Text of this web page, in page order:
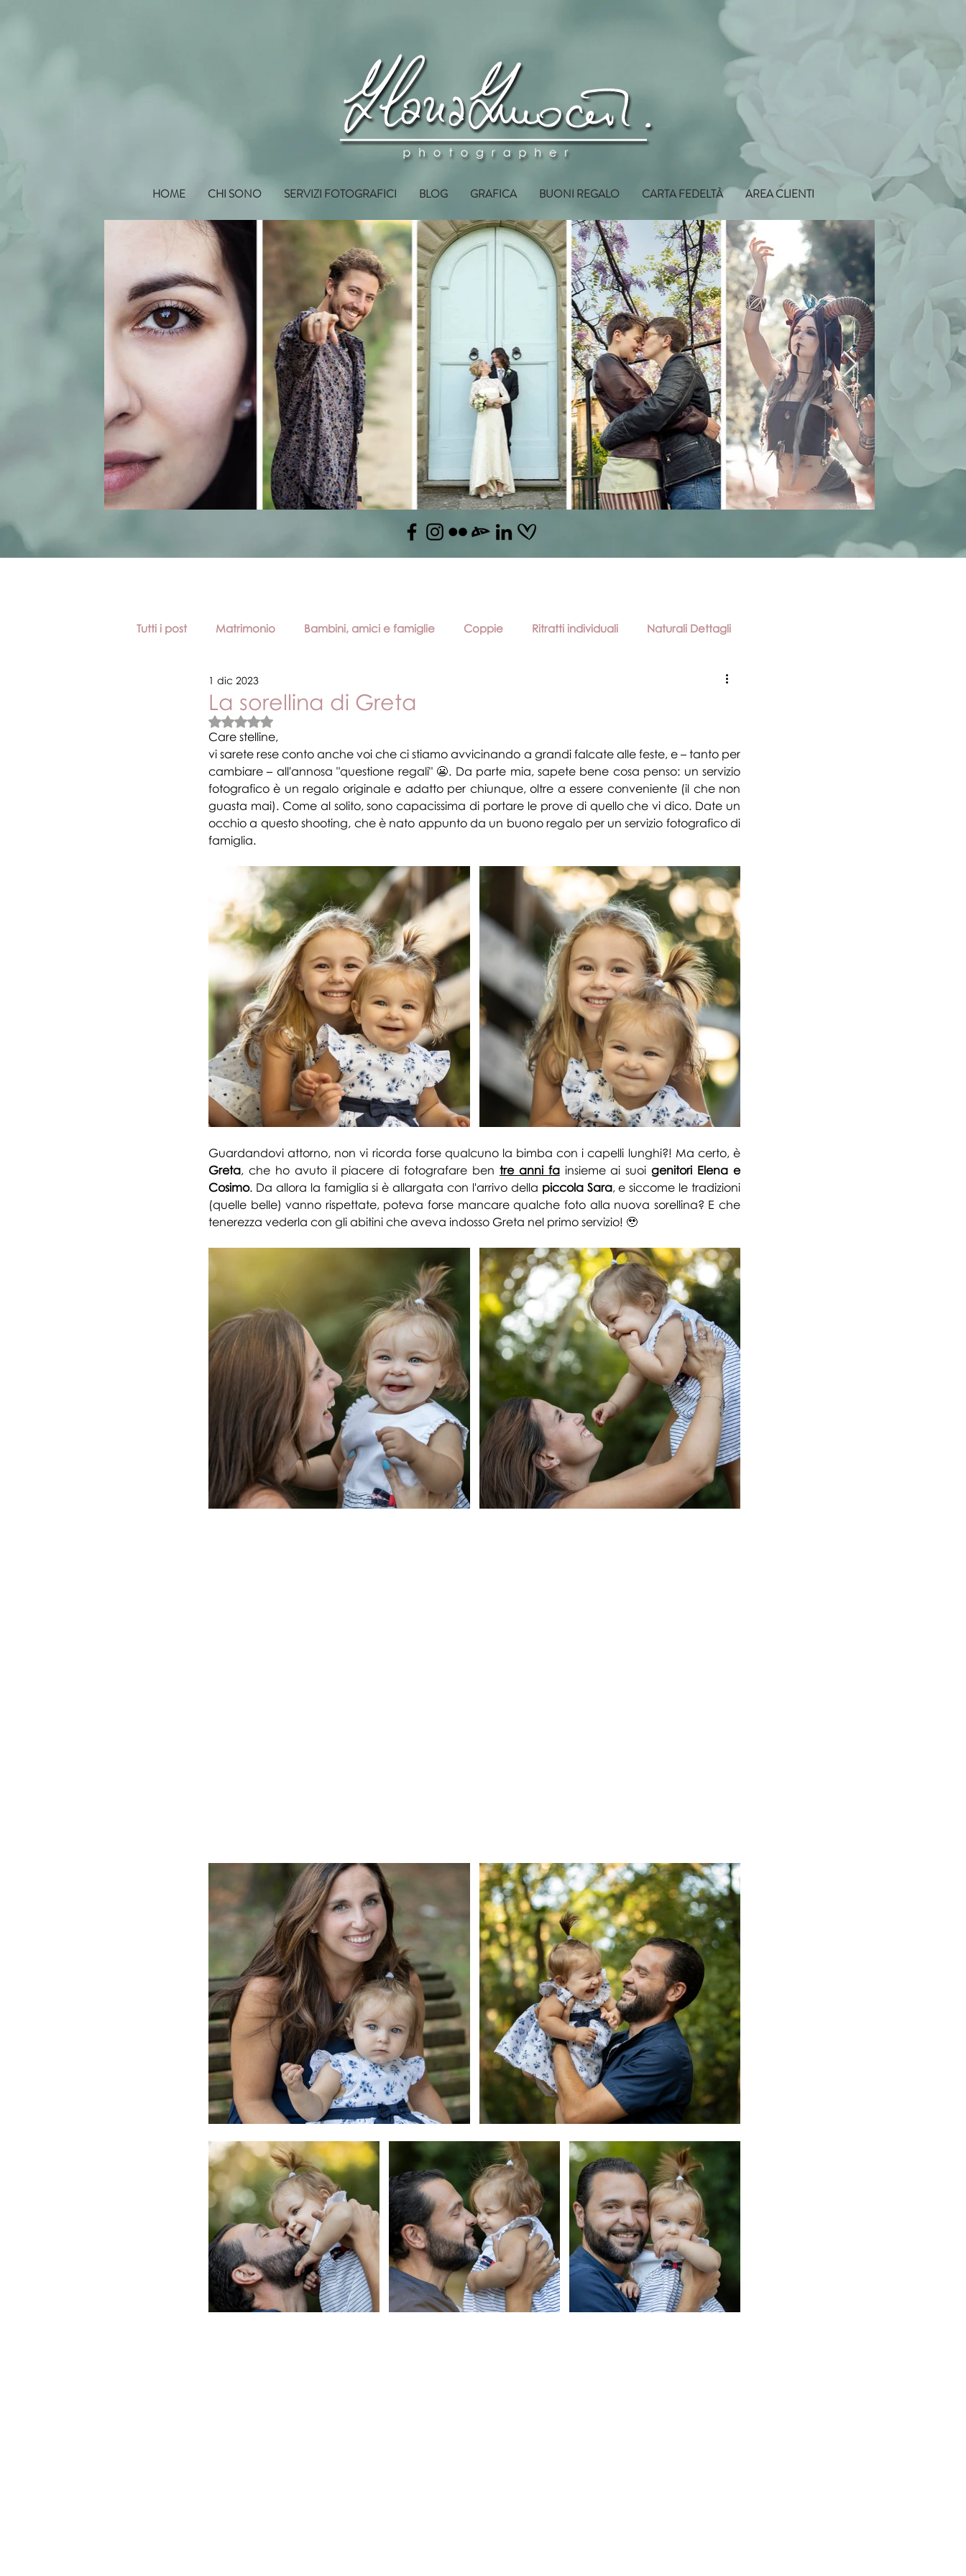
HOME CHI SONO SERVIZI FOTOGRAFICI BLOG GRAFICA BUONI REGALO CARTA FEDELTÀ AREA CLIENTI
Tutti i post Matrimonio Bambini, amici e famiglie Coppie Ritratti individuali Naturali Dettagli
Novità e promozioni Professionisti, aziende e artisti
La sorellina di Greta
1 dic 2023
Valutazione NaN stelle su 5.
Care stelline,
vi sarete rese conto anche voi che ci stiamo avvicinando a grandi falcate alle feste, e – tanto per
cambiare – all'annosa "questione regali" 😬. Da parte mia, sapete bene cosa penso: un servizio
fotografico è un regalo originale e adatto per chiunque, oltre a essere conveniente (il che non
guasta mai). Come al solito, sono capacissima di portare le prove di quello che vi dico. Date un
occhio a questo shooting, che è nato appunto da un buono regalo per un servizio fotografico di
famiglia.
Guardandovi attorno, non vi ricorda forse qualcuno la bimba con i capelli lunghi?!
Greta, che ho avuto il piacere di fotografare ben tre anni fa insieme ai suoi genitori Elena e
Cosimo. Da allora la famiglia si è allargata con l'arrivo della piccola Sara, e siccome le tradizioni
(quelle belle) vanno rispettate, poteva forse mancare qualche foto alla nuova sorellina? E che
tenerezza vederla con gli abitini che aveva indosso Greta nel primo servizio! 🥹